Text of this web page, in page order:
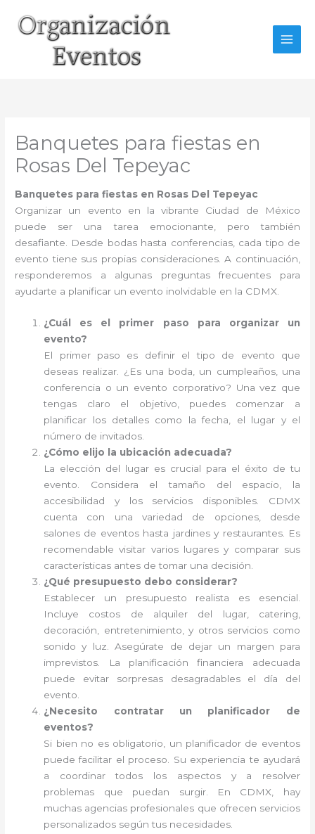
contenido
Banquetes para fiestas en
Rosas Del Tepeyac
Banquetes para fiestas en Rosas Del Tepeyac
Organizar un evento en la vibrante Ciudad de México
puede ser una tarea emocionante, pero también
desafiante. Desde bodas hasta conferencias, cada tipo de
evento tiene sus propias consideraciones. A continuación,
responderemos a algunas preguntas frecuentes para
ayudarte a planificar un evento inolvidable en la CDMX.
¿Cuál es el primer paso para organizar un
evento?
El primer paso es definir el tipo de evento que
deseas realizar. ¿Es una boda, un cumpleaños, una
conferencia o un evento corporativo? Una vez que
tengas claro el objetivo, puedes comenzar a
planificar los detalles como la fecha, el lugar y el
número de invitados.
¿Cómo elijo la ubicación adecuada?
La elección del lugar es crucial para el éxito de tu
evento. Considera el tamaño del espacio, la
accesibilidad y los servicios disponibles. CDMX
cuenta con una variedad de opciones, desde
salones de eventos hasta jardines y restaurantes. Es
recomendable visitar varios lugares y comparar sus
características antes de tomar una decisión.
¿Qué presupuesto debo considerar?
Establecer un presupuesto realista es esencial.
Incluye costos de alquiler del lugar, catering,
decoración, entretenimiento, y otros servicios como
sonido y luz. Asegúrate de dejar un margen para
imprevistos. La planificación financiera adecuada
puede evitar sorpresas desagradables el día del
evento.
¿Necesito contratar un planificador de
eventos?
Si bien no es obligatorio, un planificador de eventos
puede facilitar el proceso. Su experiencia te ayudará
a coordinar todos los aspectos y a resolver
problemas que puedan surgir. En CDMX, hay
muchas agencias profesionales que ofrecen servicios
personalizados según tus necesidades.